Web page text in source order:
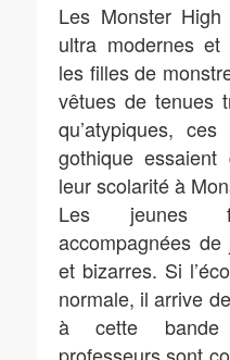
Les Monster
ultra modernes
les filles de
vêtues de tenues
qu’atypiques,
gothique
leur scolarité à
Les jeunes
accompagnées
et bizarres. Si
normale, il arrive
à cette bande